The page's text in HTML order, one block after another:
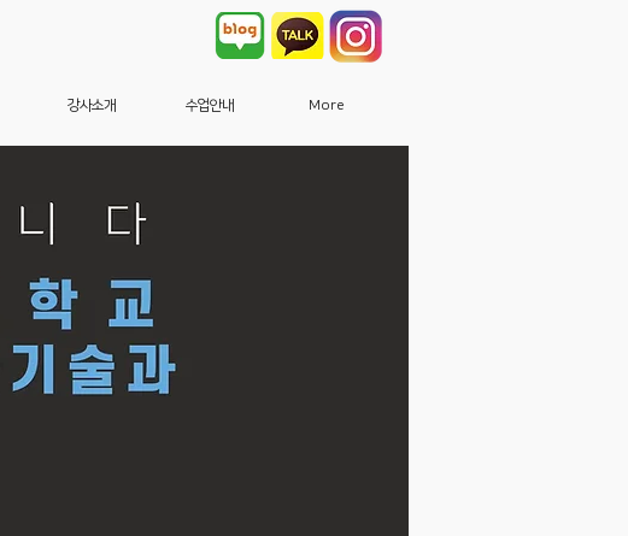
강사소개 수업안내 More